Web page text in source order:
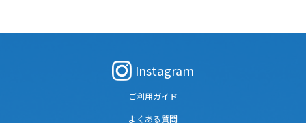
Instagram
ご利用ガイド
よくある質問